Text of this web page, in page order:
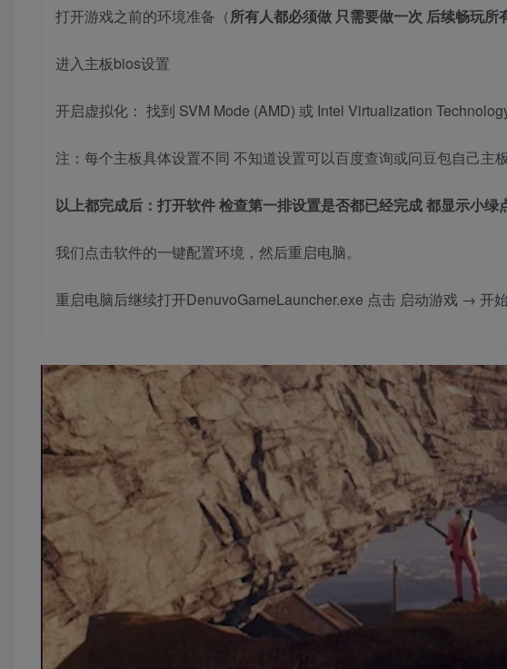
打开游戏之前的环境准备（所有人都必须做 只需要做一次 后续畅玩所
进入主板bios设置
开启虚拟化： 找到 SVM Mode (AMD) 或 Intel Virtualization
注：每个主板具体设置不同 不知道设置可以百度查询或问豆包自己主
以上都完成后：打开软件 检查第一排设置是否都已经完成 都显示小绿
我们点击软件的一键配置环境，然后重启电脑。
重启电脑后继续打开DenuvoGameLauncher.exe 点击 启动游戏 → 开